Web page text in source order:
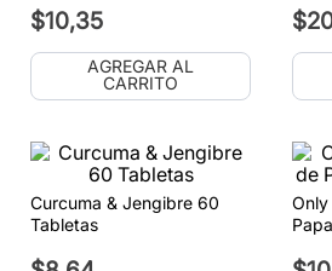
$10,35
AGREGAR AL
CARRITO
$
Curcuma & Jengibre 60
Tabletas